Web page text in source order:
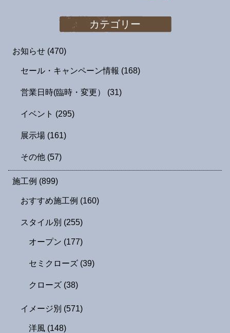
カテゴリー
お知らせ (470)
セール・キャンペーン情報 (168)
営業日時(臨時・変更） (31)
イベント (295)
展示場 (161)
その他 (57)
施工例 (899)
おすすめ施工例 (160)
スタイル別 (255)
オープン (177)
セミクローズ (39)
クローズ (38)
イメージ別 (571)
洋風 (148)